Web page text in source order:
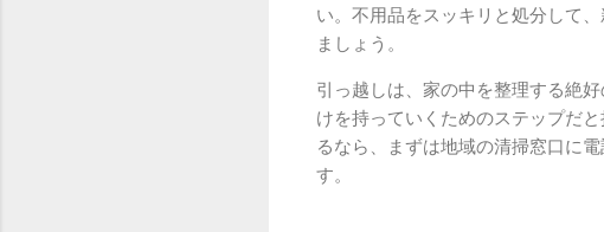
い。不用品をスッキリと処分して
ましょう。
引っ越しは、家の中を整理する絶
けを持っていくためのステップだ
るなら、まずは地域の清掃窓口に
す。